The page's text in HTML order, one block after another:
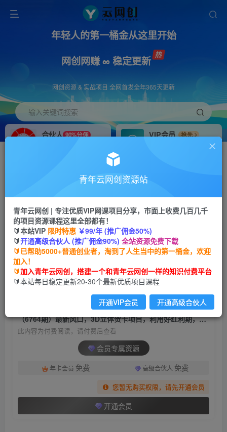
年轻人的第一桶金从这里开始
网创网赚 ∞ 稳定更新
网创资源 & 实战项目 全网首发全年365天更新
输入关键词搜索
合伙人 90%分佣
VIP会员
抢先
搭建同款网站，自己当老板
首页 创业课程 会员专属 正文
（6764期）最新风口，3D立体贺卡项目，利用好
红利期，月入5w轻轻松松
青年云网创
2年前发布
关注 私信
（6764期）最新风口，3D立体贺卡项目，利用好红利期，月入5w轻轻松松
此内容为付费阅读，请付费后查看
会员专属资源
年卡会员 免费 高级合伙人 免费
您暂无购买权限，请先开通会员
开通会员
青年云网创资源站
青年云网创 | 专注优质VIP网课项目分享，市面上收费几百几千
的项目资源课程这里全部都有！
🔰本站VIP 限时特惠 ￥99/年 (推广佣金50%)
🔰开通高级合伙人 (推广佣金90%) 全站资源免费下载
🔰已帮助5000+普通创业者，淘到了人生当中的第一桶金，欢迎
加入！
🔰加入青年云网创，搭建一个和青年云网创一样的知识付费平台
🔰本站每日稳定更新20-30个最新优质项目课程
开通VIP会员 开通高级合伙人